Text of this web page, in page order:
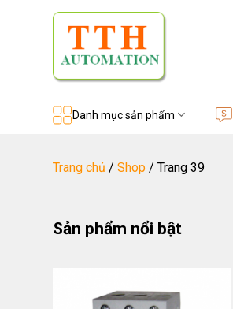
Danh mục sản phẩm
Trang chủ / Shop / Trang 39
Sản phẩm nổi bật